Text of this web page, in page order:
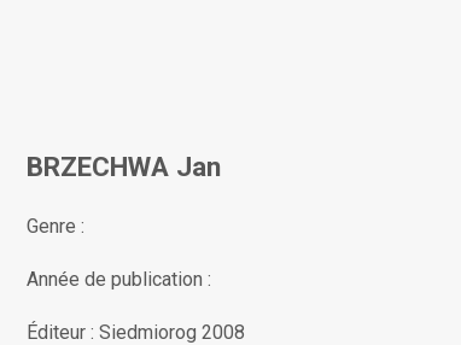
BRZECHWA Jan
Genre :
Année de publication :
Éditeur : Siedmiorog 2008